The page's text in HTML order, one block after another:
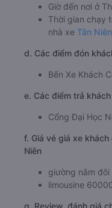
Giờ đến nơi ở
Thời gian chạy
nhà xe Tân Niên
d. Các điểm đón
Bến Xe Khách
e. Các điểm trả
Cổng Đại Học
f. Giá vé giá xe
Niên
giường nằm
limousine
g. Review, đánh giá